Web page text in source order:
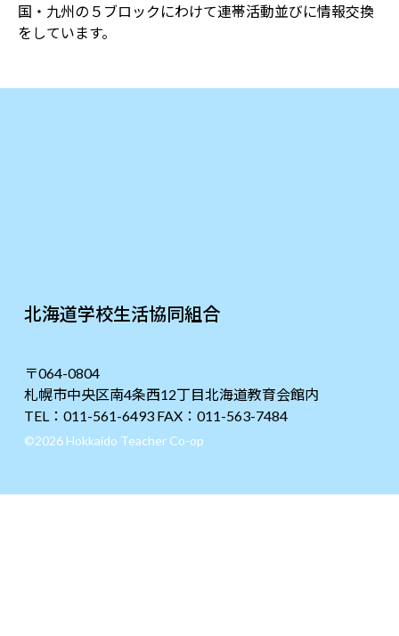
国・九州の５ブロックにわけて連帯活動並びに情報交換
をしています。
北海道学校生活協同組合
〒064-0804
札幌市中央区南4条西12丁目北海道教育会館内
TEL：011-561-6493 FAX：011-563-7484
©2026 Hokkaido Teacher Co-op